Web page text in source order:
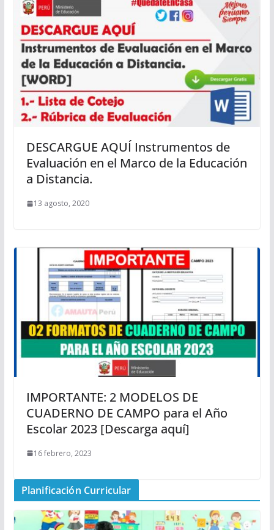
DESCARGUE AQUÍ Instrumentos de
Evaluación en el Marco de la Educación
a Distancia.
13 agosto, 2020
IMPORTANTE: 2 MODELOS DE
CUADERNO DE CAMPO para el Año
Escolar 2023 [Descarga aquí]
16 febrero, 2023
Planificación Curricular